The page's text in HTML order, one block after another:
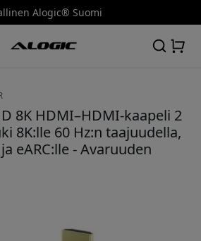
Alogic® Suomi
8K HDMI–HDMI-kaapeli 2
8K:lle 60 Hz:n taajuudella,
eARC:lle - Avaruuden